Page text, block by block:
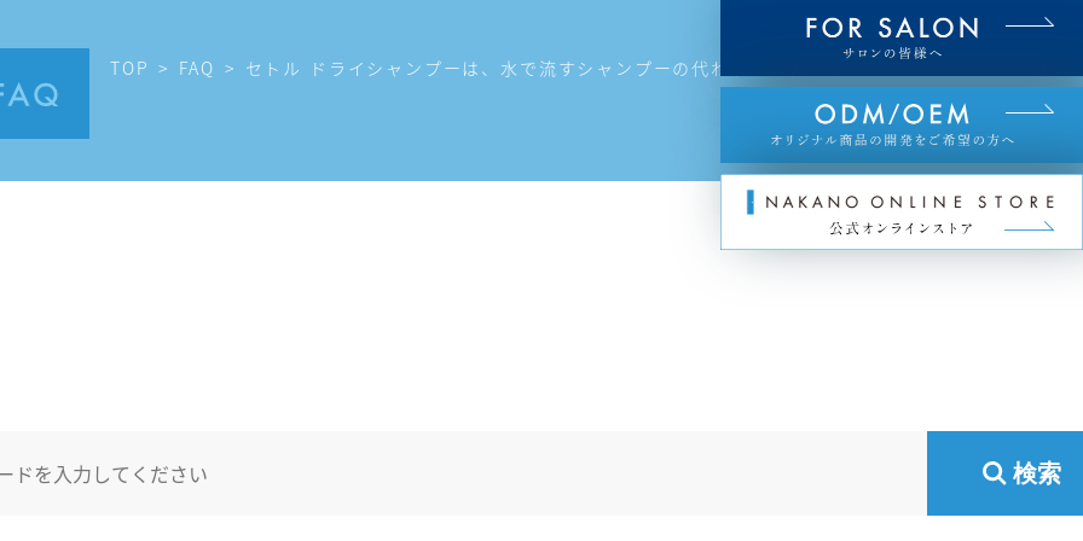
TOP FAQ セトル ドライシャンプーは、水で流すシャンプーの代わりになりますか？
検索